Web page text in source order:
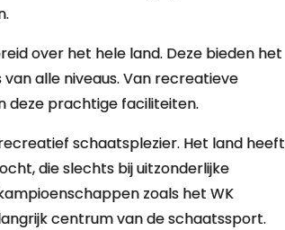
over het hele land. Deze bieden het
alle niveaus. Van recreatieve
deze prachtige faciliteiten.
schaatsplezier. Het land heeft
die slechts bij uitzonderlijke
zoals het WK
centrum van de schaatssport.